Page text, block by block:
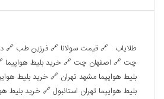
طلایاب 🔗قیمت سولانا 🔗فرزین طب 🔗
چت 🔗 اصفهان چت 🔗خرید بلیط هواپیما
بلیط هوایپما مشهد تهران 🔗خرید بلیط
بلیط هوایپما تهران استانبول🔗خرید بلیط